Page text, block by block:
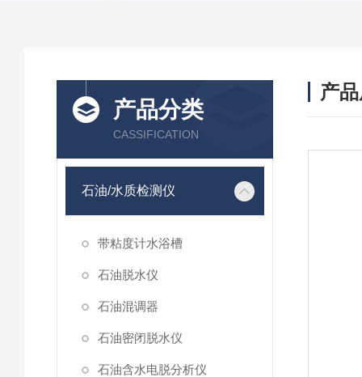
产品分类
CASSIFICATION
石油/水质检测仪
带粘度计水浴槽
石油脱水仪
石油混调器
石油密闭脱水仪
石油含水电脱分析仪
产